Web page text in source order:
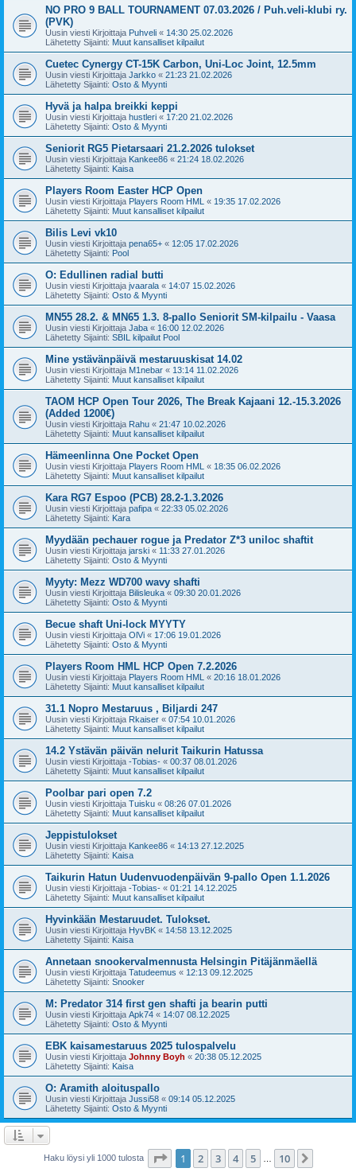
NO PRO 9 BALL TOURNAMENT 07.03.2026 / Puh.veli-klubi ry.
(PVK)
Uusin viesti Kirjoittaja Puhveli « 14:30 25.02.2026
Lähetetty Sijainti: Muut kansalliset kilpailut
Cuetec Cynergy CT-15K Carbon, Uni-Loc Joint, 12.5mm
Uusin viesti Kirjoittaja Jarkko « 21:23 21.02.2026
Lähetetty Sijainti: Osto & Myynti
Hyvä ja halpa breikki keppi
Uusin viesti Kirjoittaja hustleri « 17:20 21.02.2026
Lähetetty Sijainti: Osto & Myynti
Seniorit RG5 Pietarsaari 21.2.2026 tulokset
Uusin viesti Kirjoittaja Kankee86 « 21:24 18.02.2026
Lähetetty Sijainti: Kaisa
Players Room Easter HCP Open
Uusin viesti Kirjoittaja Players Room HML « 19:35 17.02.2026
Lähetetty Sijainti: Muut kansalliset kilpailut
Bilis Levi vk10
Uusin viesti Kirjoittaja pena65+ « 12:05 17.02.2026
Lähetetty Sijainti: Pool
O: Edullinen radial butti
Uusin viesti Kirjoittaja jvaarala « 14:07 15.02.2026
Lähetetty Sijainti: Osto & Myynti
MN55 28.2. & MN65 1.3. 8-pallo Seniorit SM-kilpailu - Vaasa
Uusin viesti Kirjoittaja Jaba « 16:00 12.02.2026
Lähetetty Sijainti: SBIL kilpailut Pool
Mine ystävänpäivä mestaruuskisat 14.02
Uusin viesti Kirjoittaja M1nebar « 13:14 11.02.2026
Lähetetty Sijainti: Muut kansalliset kilpailut
TAOM HCP Open Tour 2026, The Break Kajaani 12.-15.3.2026
(Added 1200€)
Uusin viesti Kirjoittaja Rahu « 21:47 10.02.2026
Lähetetty Sijainti: Muut kansalliset kilpailut
Hämeenlinna One Pocket Open
Uusin viesti Kirjoittaja Players Room HML « 18:35 06.02.2026
Lähetetty Sijainti: Muut kansalliset kilpailut
Kara RG7 Espoo (PCB) 28.2-1.3.2026
Uusin viesti Kirjoittaja pafipa « 22:33 05.02.2026
Lähetetty Sijainti: Kara
Myydään pechauer rogue ja Predator Z*3 uniloc shaftit
Uusin viesti Kirjoittaja jarski « 11:33 27.01.2026
Lähetetty Sijainti: Osto & Myynti
Myyty: Mezz WD700 wavy shafti
Uusin viesti Kirjoittaja Bilisleuka « 09:30 20.01.2026
Lähetetty Sijainti: Osto & Myynti
Becue shaft Uni-lock MYYTY
Uusin viesti Kirjoittaja OlVi « 17:06 19.01.2026
Lähetetty Sijainti: Osto & Myynti
Players Room HML HCP Open 7.2.2026
Uusin viesti Kirjoittaja Players Room HML « 20:16 18.01.2026
Lähetetty Sijainti: Muut kansalliset kilpailut
31.1 Nopro Mestaruus , Biljardi 247
Uusin viesti Kirjoittaja Rkaiser « 07:54 10.01.2026
Lähetetty Sijainti: Muut kansalliset kilpailut
14.2 Ystävän päivän nelurit Taikurin Hatussa
Uusin viesti Kirjoittaja -Tobias- « 00:37 08.01.2026
Lähetetty Sijainti: Muut kansalliset kilpailut
Poolbar pari open 7.2
Uusin viesti Kirjoittaja Tuisku « 08:26 07.01.2026
Lähetetty Sijainti: Muut kansalliset kilpailut
Jeppistulokset
Uusin viesti Kirjoittaja Kankee86 « 14:13 27.12.2025
Lähetetty Sijainti: Kaisa
Taikurin Hatun Uudenvuodenpäivän 9-pallo Open 1.1.2026
Uusin viesti Kirjoittaja -Tobias- « 01:21 14.12.2025
Lähetetty Sijainti: Muut kansalliset kilpailut
Hyvinkään Mestaruudet. Tulokset.
Uusin viesti Kirjoittaja HyvBK « 14:58 13.12.2025
Lähetetty Sijainti: Kaisa
Annetaan snookervalmennusta Helsingin Pitäjänmäellä
Uusin viesti Kirjoittaja Tatudeemus « 12:13 09.12.2025
Lähetetty Sijainti: Snooker
M: Predator 314 first gen shafti ja bearin putti
Uusin viesti Kirjoittaja Apk74 « 14:07 08.12.2025
Lähetetty Sijainti: Osto & Myynti
EBK kaisamestaruus 2025 tulospalvelu
Uusin viesti Kirjoittaja Johnny Boyh « 20:38 05.12.2025
Lähetetty Sijainti: Kaisa
O: Aramith aloituspallo
Uusin viesti Kirjoittaja Jussi58 « 09:14 05.12.2025
Lähetetty Sijainti: Osto & Myynti
Haku löysi yli 1000 tulosta Sivu /10
1 2 3 4 5 10